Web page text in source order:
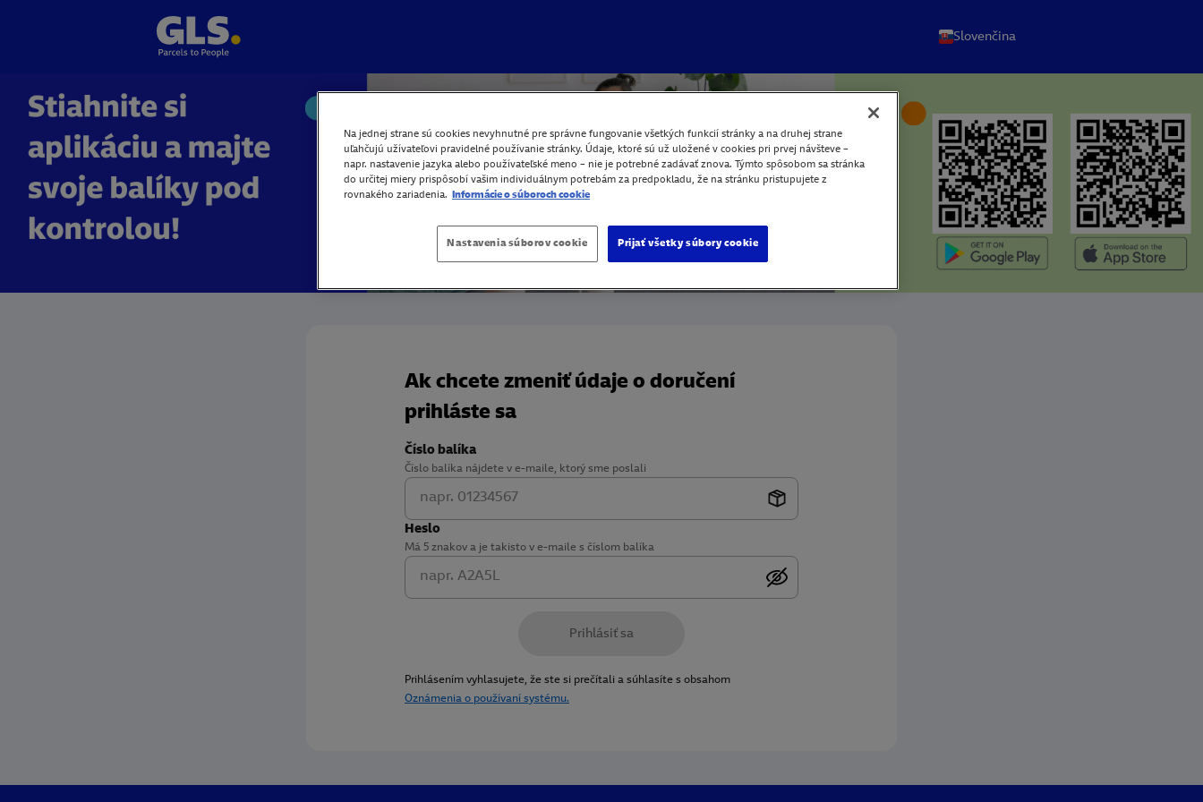
Slovenčina
Ak chcete zmeniť údaje o doručení
prihláste sa
Číslo balíka
Číslo balíka nájdete v e-maile, ktorý sme poslali
Heslo
Má 5 znakov a je takisto v e-maile s číslom balíka
Prihlásiť sa
Prihlásením vyhlasujete, že ste si prečítali a súhlasíte s obsahom
Oznámenia o používaní systému.
Na jednej strane sú cookies nevyhnutné pre správne fungovanie všetkých funkcií stránky a na druhej strane
uľahčujú užívateľovi pravidelné používanie stránky. Údaje, ktoré sú už uložené v cookies pri prvej návšteve –
napr. nastavenie jazyka alebo používateľské meno – nie je potrebné zadávať znova. Týmto spôsobom sa stránka
do určitej miery prispôsobí vašim individuálnym potrebám za predpokladu, že na stránku pristupujete z
rovnakého zariadenia. Informácie o súboroch cookie
Prijať všetky súbory cookie
Nastavenia súborov cookie